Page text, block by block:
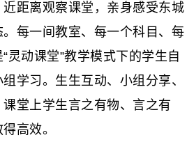
距离观察课堂，亲身感受东城
每一间教室、每一个科目、每
灵动课堂”教学模式下的学生自
学习。生生互动、小组分享、
堂上学生言之有物、言之有
高效。